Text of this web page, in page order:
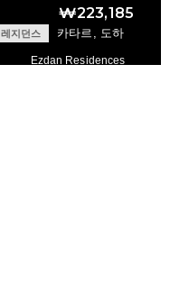
₩223,185
레지던스 카타르, 도하
Ezdan Residences